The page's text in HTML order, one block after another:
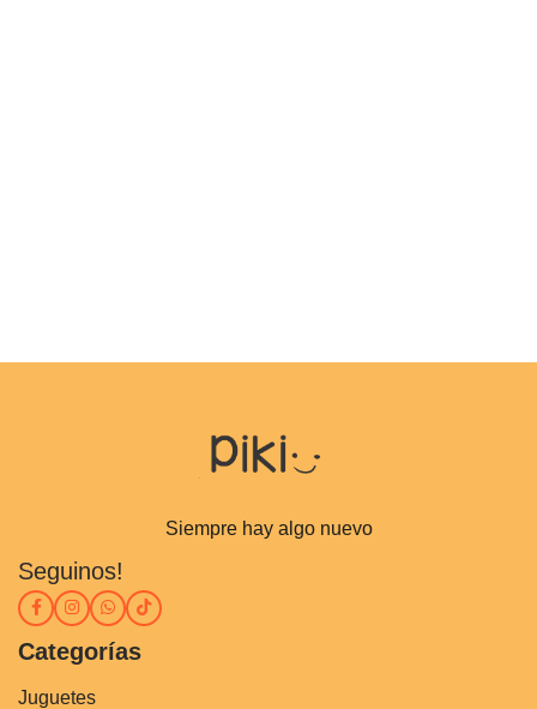
Siempre hay algo nuevo
Seguinos!
Categorías
Juguetes